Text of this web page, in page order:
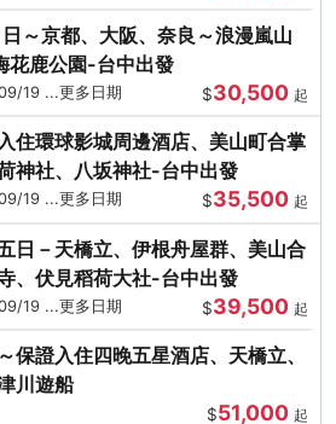
～京都、大阪、奈良～浪漫嵐山
花鹿公園-台中出發
19 ...更多日期 $30,500 起
住環球影城周邊酒店、美山町合掌
神社、八坂神社-台中出發
19 ...更多日期 $35,500 起
日－天橋立、伊根舟屋群、美山合
、伏見稻荷大社-台中出發
19 ...更多日期 $39,500 起
保證入住四晚五星酒店、天橋立、
川遊船
$51,000 起